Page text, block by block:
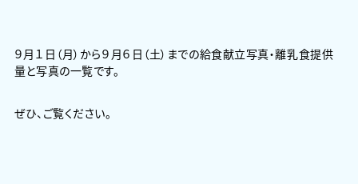
９月１日（月）から９月６日（土）までの給食献立写真・離乳食提供
量と写真の一覧です。
ぜひ、ご覧ください。